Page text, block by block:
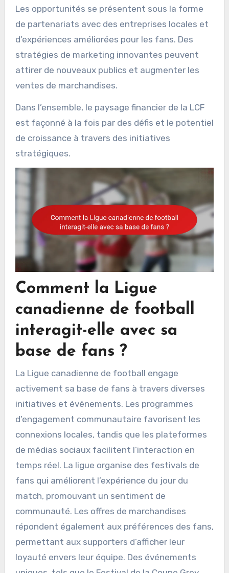
Les opportunités se présentent sous la forme
de partenariats avec des entreprises locales et
d’expériences améliorées pour les fans. Des
stratégies de marketing innovantes peuvent
attirer de nouveaux publics et augmenter les
ventes de marchandises.
Dans l’ensemble, le paysage financier de la LCF
est façonné à la fois par des défis et le potentiel
de croissance à travers des initiatives
stratégiques.
Comment la Ligue
canadienne de football
interagit-elle avec sa
base de fans ?
La Ligue canadienne de football engage
activement sa base de fans à travers diverses
initiatives et événements. Les programmes
d’engagement communautaire favorisent les
connexions locales, tandis que les plateformes
de médias sociaux facilitent l’interaction en
temps réel. La ligue organise des festivals de
fans qui améliorent l’expérience du jour du
match, promouvant un sentiment de
communauté. Les offres de marchandises
répondent également aux préférences des fans,
permettant aux supporters d’afficher leur
loyauté envers leur équipe. Des événements